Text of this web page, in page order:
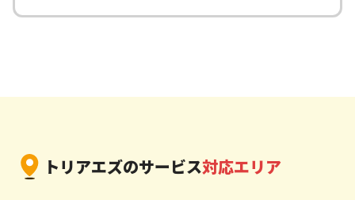
はい、月1回からの定期清掃プランもご用意してお
トリアエズのサービス対応エリア